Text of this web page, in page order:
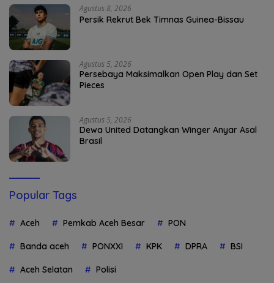
Agustus 8, 2026
Persik Rekrut Bek Timnas Guinea-Bissau
Agustus 5, 2026
Persebaya Maksimalkan Open Play dan Set
Pieces
Agustus 5, 2026
Dewa United Datangkan Winger Anyar Asal
Brasil
Popular Tags
Aceh Pemkab Aceh Besar PON
Banda aceh PONXXI KPK DPRA BSI
Aceh Selatan Polisi